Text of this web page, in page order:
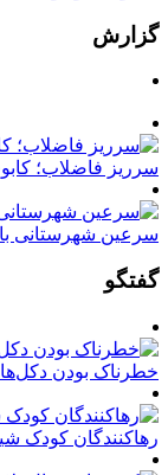
گزارش
سرریز فاضلاب؛
سرعین شهرستانی
گفتگو
خطرناک بودن
رهاکنندگان کودک